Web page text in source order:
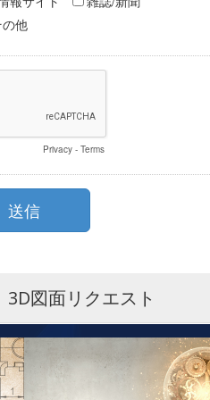
3D図面リクエスト